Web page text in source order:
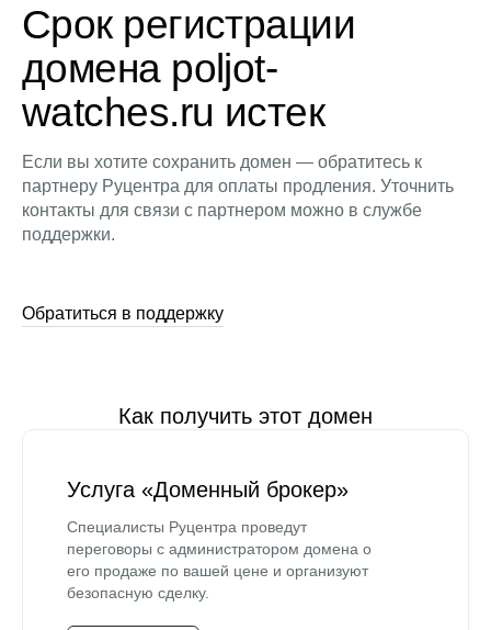
Срок регистрации
домена poljot-
watches.ru истек
Если вы хотите сохранить домен — обратитесь к
партнеру Руцентра для оплаты продления. Уточнить
контакты для связи с партнером можно в службе
поддержки.
Обратиться в поддержку
Как получить этот домен
Услуга «Доменный брокер»
Специалисты Руцентра проведут
переговоры с администратором домена о
его продаже по вашей цене и организуют
безопасную сделку.